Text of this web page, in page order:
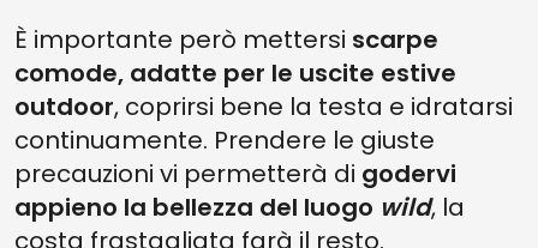
È importante però mettersi scarpe
comode, adatte per le uscite estive
outdoor, coprirsi bene la testa e idratarsi
continuamente. Prendere le giuste
precauzioni vi permetterà di godervi
appieno la bellezza del luogo wild, la
costa frastagliata farà il resto.